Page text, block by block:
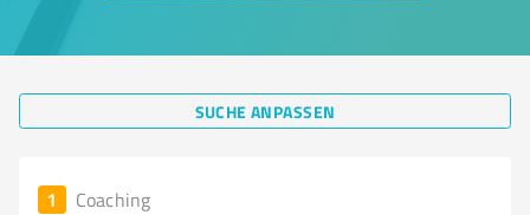
SUCHE ANPASSEN
1 Coaching